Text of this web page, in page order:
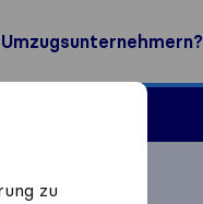
Umzugsunternehmern?
zu